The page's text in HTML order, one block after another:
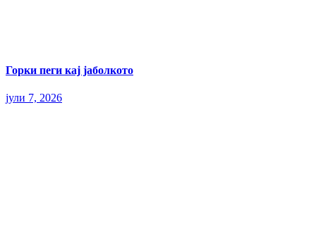
Горки пеги кај јаболкото
јули 7, 2026